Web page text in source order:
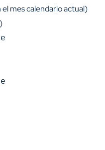
el mes calendario actual)